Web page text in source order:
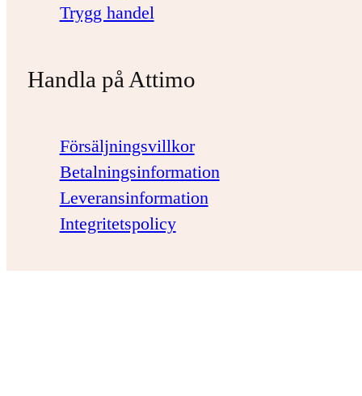
Trygg handel
Handla på Attimo
Försäljningsvillkor
Betalningsinformation
Leveransinformation
Integritetspolicy